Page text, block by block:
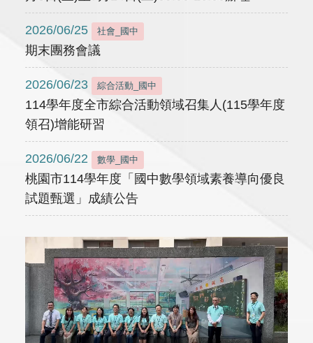
2026/06/25 社會_國中
期末團務會議
2026/06/23 綜合活動_國中
114學年度全市綜合活動領域召集人(115學年度
領召)增能研習
2026/06/22 數學_國中
桃園市114學年度「國中數學領域素養導向優良
試題甄選」成績公告